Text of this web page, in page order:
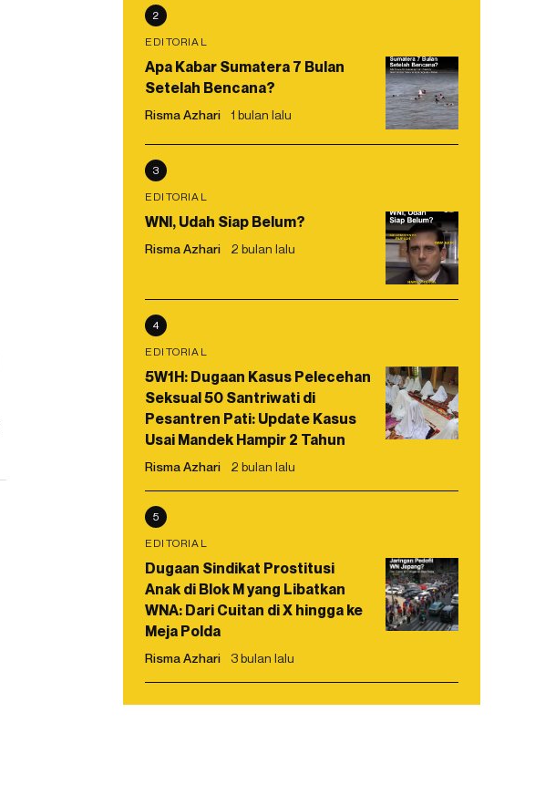
2
EDITORIAL
Apa Kabar Sumatera 7 Bulan
Setelah Bencana?
Risma Azhari 1 bulan lalu
3
EDITORIAL
WNI, Udah Siap Belum?
Risma Azhari 2 bulan lalu
4
EDITORIAL
5W1H: Dugaan Kasus Pelecehan
Seksual 50 Santriwati di
Pesantren Pati: Update Kasus
Usai Mandek Hampir 2 Tahun
Risma Azhari 2 bulan lalu
5
EDITORIAL
Dugaan Sindikat Prostitusi
Anak di Blok M yang Libatkan
WNA: Dari Cuitan di X hingga ke
Meja Polda
Risma Azhari 3 bulan lalu